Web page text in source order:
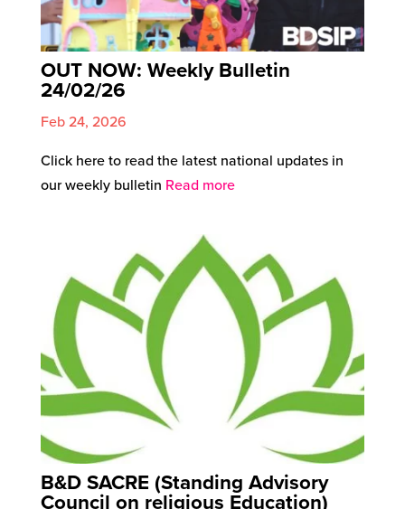
OUT NOW: Weekly Bulletin
24/02/26
Feb 24, 2026
Click here to read the latest national updates in
our weekly bulletin Read more
B&D SACRE (Standing Advisory
Council on religious Education)